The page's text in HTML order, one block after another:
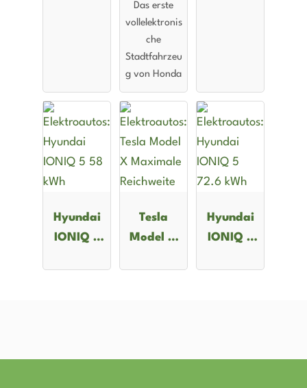
Das erste
vollelektronis
che
Stadtfahrzeu
g von Honda
Hyundai
IONIQ 5
Tesla
Model X
Hyundai
IONIQ 5